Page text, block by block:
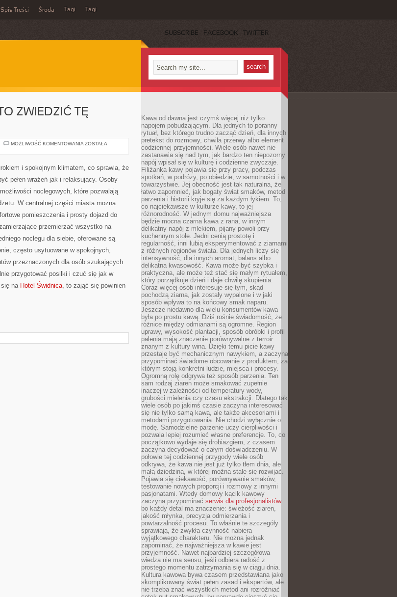
Spis Treści Środa Tagi Tagi
SUBSCRIBE FACEBOOK TWITTER
ZWIEDZIĆ TĘ
MOŻLIWOŚĆ KOMENTOWANIA ŚWIDNICA
TĘ
ZOSTAŁA
i spokojnym klimatem, co sprawia, że
pełen wrażeń jak i relaksujący. Osoby
noclegowych, które pozwalają
W centralnej części miasta można
pomieszczenia i prosty dojazd do
przemierzać wszystko na
noclegu dla siebie, oferowane są
często usytuowane w spokojnych,
przeznaczonych dla osób szukających
przygotować posiłki i czuć się jak w
na Hotel Świdnica, to zająć się powinien
Kawa od dawna jest czymś więcej niż tylko
napojem pobudzającym. Dla jednych to poranny
rytuał, bez którego trudno zacząć dzień, dla innych
pretekst do rozmowy, chwila przerwy albo element
codziennej przyjemności. Wiele osób nawet nie
zastanawia się nad tym, jak bardzo ten niepozorny
napój wpisał się w kulturę i codzienne zwyczaje.
Filiżanka kawy pojawia się przy pracy, podczas
spotkań, w podróży, po obiedzie, w samotności i w
towarzystwie. Jej obecność jest tak naturalna, że
łatwo zapomnieć, jak bogaty świat smaków, metod
parzenia i historii kryje się za każdym łykiem. To,
co najciekawsze w kulturze kawy, to jej
różnorodność. W jednym domu najważniejsza
będzie mocna czarna kawa z rana, w innym
delikatny napój z mlekiem, pijany powoli przy
kuchennym stole. Jedni cenią prostotę i
regularność, inni lubią eksperymentować z ziarnami
z różnych regionów świata. Dla jednych liczy się
intensywność, dla innych aromat, balans albo
delikatna kwasowość. Kawa może być szybka i
praktyczna, ale może też stać się małym rytuałem,
który porządkuje dzień i daje chwilę skupienia.
Coraz więcej osób interesuje się tym, skąd
pochodzą ziarna, jak zostały wypalone i w jaki
sposób wpływa to na końcowy smak naparu.
Jeszcze niedawno dla wielu konsumentów kawa
była po prostu kawą. Dziś rośnie świadomość, że
różnice między odmianami są ogromne. Region
uprawy, wysokość plantacji, sposób obróbki i profil
palenia mają znaczenie porównywalne z terroir
znanym z kultury wina. Dzięki temu picie kawy
przestaje być mechanicznym nawykiem, a zaczyna
przypominać świadome obcowanie z produktem, za
którym stoją konkretni ludzie, miejsca i procesy.
Ogromną rolę odgrywa też sposób parzenia. Ten
sam rodzaj ziaren może smakować zupełnie
inaczej w zależności od temperatury wody,
grubości mielenia czy czasu ekstrakcji. Dlatego tak
wiele osób po jakimś czasie zaczyna interesować
się nie tylko samą kawą, ale także akcesoriami i
metodami przygotowania. Nie chodzi wyłącznie o
modę. Samodzielne parzenie uczy cierpliwości i
pozwala lepiej rozumieć własne preferencje. To, co
początkowo wydaje się drobiazgiem, z czasem
zaczyna decydować o całym doświadczeniu. W
połowie tej codziennej przygody wiele osób
odkrywa, że kawa nie jest już tylko tłem dnia, ale
małą dziedziną, w której można stale się rozwijać.
Pojawia się ciekawość, porównywanie smaków,
testowanie nowych proporcji i rozmowy z innymi
pasjonatami. Wtedy domowy kącik kawowy
zaczyna przypominać serwis dla profesjonalistów
bo każdy detal ma znaczenie: świeżość ziaren,
jakość młynka, precyzja odmierzania i
powtarzalność procesu. To właśnie te szczegóły
sprawiają, że zwykła czynność nabiera
wyjątkowego charakteru. Nie można jednak
zapominać, że najważniejsza w kawie jest
przyjemność. Nawet najbardziej szczegółowa
wiedza nie ma sensu, jeśli odbiera radość z
prostego momentu zatrzymania się w ciągu dnia.
Kultura kawowa bywa czasem przedstawiana jako
skomplikowany świat pełen zasad i ekspertów, ale
nie trzeba znać wszystkich metod ani rozróżniać